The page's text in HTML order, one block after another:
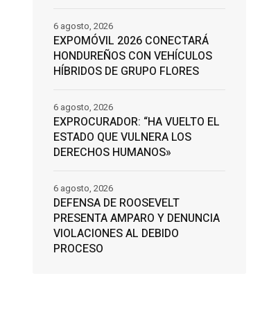
EXPOMÓVIL 2026 CONECTARÁ
HONDUREÑOS CON VEHÍCULOS
HÍBRIDOS DE GRUPO FLORES
6 agosto, 2026
EXPROCURADOR: “HA VUELTO EL
ESTADO QUE VULNERA LOS
DERECHOS HUMANOS»
6 agosto, 2026
DEFENSA DE ROOSEVELT
PRESENTA AMPARO Y DENUNCIA
VIOLACIONES AL DEBIDO
PROCESO
6 agosto, 2026